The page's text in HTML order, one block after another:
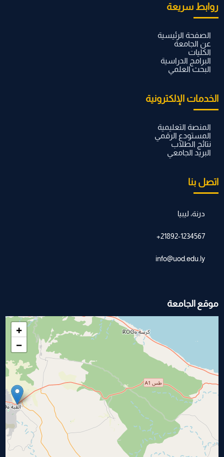
روابط سريعة
الصفحة الرئيسية
عن الجامعة
الكليات
البرامج الدراسية
البحث العلمي
الخدمات الإلكترونية
المنصة التعليمية
المستودع الرقمي
نتائج الطلاب
البريد الجامعي
اتصل بنا
درنة، ليبيا
21892-1234567+
info@uod.edu.ly
موقع الجامعة
+
−